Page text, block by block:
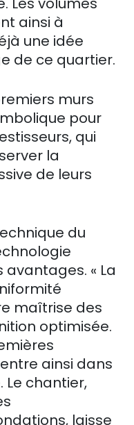
ainsi à
une idée
de ce quartier.
murs
pour
qui
la
de leurs
du
« La
maîtrise des
optimisée.
ainsi dans
Le chantier,
laisse